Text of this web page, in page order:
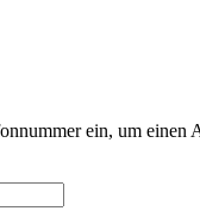
ein, um einen